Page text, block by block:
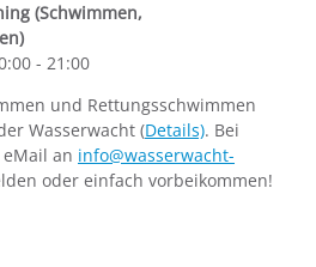
(Schwimmen,
- 21:00
und Rettungsschwimmen
Wasserwacht (Details). Bei
an info@wasserwacht-
oder einfach vorbeikommen!